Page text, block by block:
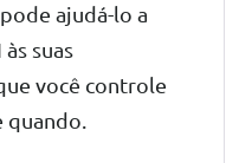
ajudá-lo a
suas
você controle